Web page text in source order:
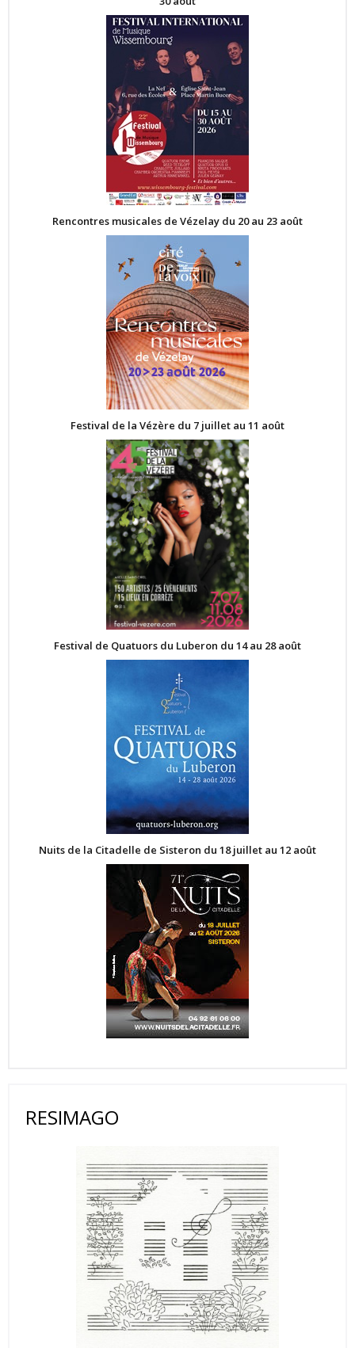
Rencontres musicales de Vézelay du 20 au 23 août
Festival de la Vézère du 7 juillet au 11 août
Festival de Quatuors du Luberon du 14 au 28 août
Nuits de la Citadelle de Sisteron du 18 juillet au 12 août
RESIMAGO